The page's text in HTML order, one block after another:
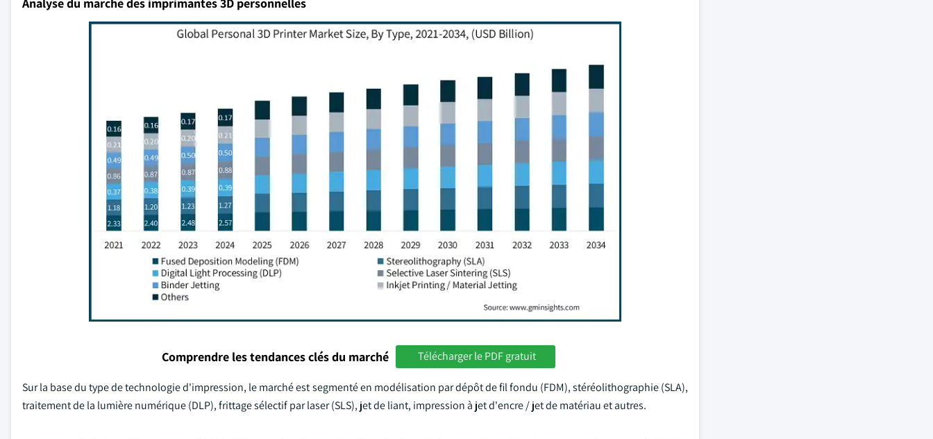
Comprendre les tendances clés du marché Télécharger le PDF gratuit
Sur la base du type de technologie d'impression, le marché est segmenté en modélisation par dépôt de fil fondu (FDM), stéréolithographie (SLA),
traitement de la lumière numérique (DLP), frittage sélectif par laser (SLS), jet de liant, impression à jet d'encre / jet de matériau et autres.